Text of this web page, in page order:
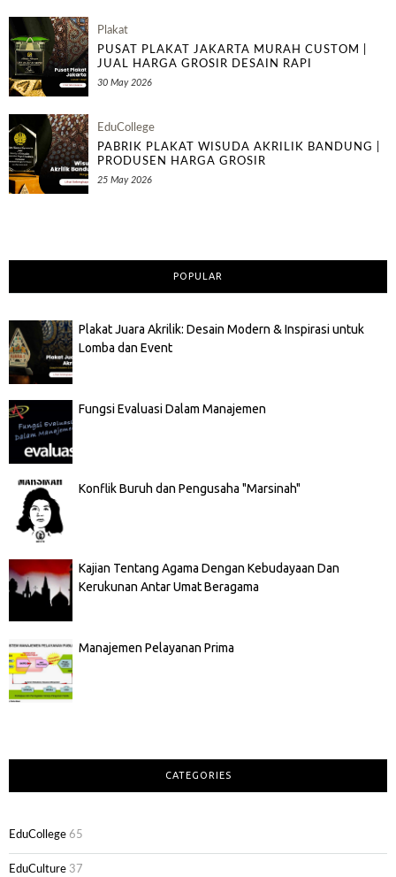
Plakat
PUSAT PLAKAT JAKARTA MURAH CUSTOM |
JUAL HARGA GROSIR DESAIN RAPI
30 May 2026
EduCollege
PABRIK PLAKAT WISUDA AKRILIK BANDUNG |
PRODUSEN HARGA GROSIR
25 May 2026
POPULAR
Plakat Juara Akrilik: Desain Modern & Inspirasi untuk
Lomba dan Event
Fungsi Evaluasi Dalam Manajemen
Konflik Buruh dan Pengusaha "Marsinah"
Kajian Tentang Agama Dengan Kebudayaan Dan
Kerukunan Antar Umat Beragama
Manajemen Pelayanan Prima
CATEGORIES
EduCollege 65
EduCulture 37